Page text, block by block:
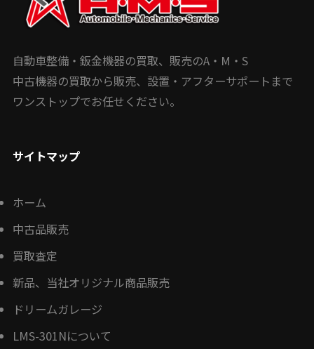
自動車整備・鈑金機器の買取、販売のA・M・S
中古機器の買取から販売、設置・アフターサポートまで
ワンストップでお任せください。
サイトマップ
ホーム
中古品販売
買取査定
新品、当社オリジナル商品販売
ドリームガレージ
LMS-301Nについて